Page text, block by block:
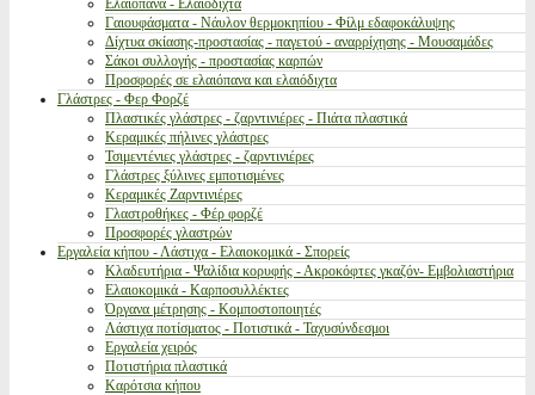
Ελαιόπανα - Ελαιόδιχτα
Γαιουφάσματα - Νάυλον θερμοκηπίου - Φίλμ εδαφοκάλυψης
Δίχτυα σκίασης-προστασίας - παγετού - αναρρίχησης - Μουσαμάδες
Σάκοι συλλογής - προστασίας καρπών
Προσφορές σε ελαιόπανα και ελαιόδιχτα
Γλάστρες - Φερ Φορζέ
Πλαστικές γλάστρες - ζαρντινιέρες - Πιάτα πλαστικά
Κεραμικές πήλινες γλάστρες
Τσιμεντένιες γλάστρες - ζαρντινιέρες
Γλάστρες ξύλινες εμποτισμένες
Κεραμικές Ζαρντινιέρες
Γλαστροθήκες - Φέρ φορζέ
Προσφορές γλαστρών
Εργαλεία κήπου - Λάστιχα - Ελαιοκομικά - Σπορείς
Κλαδευτήρια - Ψαλίδια κορυφής - Ακροκόφτες γκαζόν- Εμβολιαστήρια
Ελαιοκομικά - Καρποσυλλέκτες
Όργανα μέτρησης - Κομποστοποιητές
Λάστιχα ποτίσματος - Ποτιστικά - Ταχυσύνδεσμοι
Εργαλεία χειρός
Ποτιστήρια πλαστικά
Καρότσια κήπου